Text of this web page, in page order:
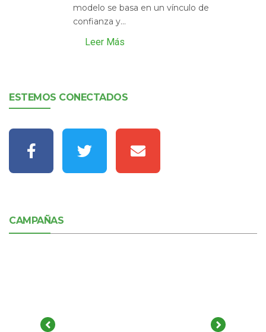
modelo se basa en un vínculo de
confianza y...
Leer Más
ESTEMOS CONECTADOS
CAMPAÑAS